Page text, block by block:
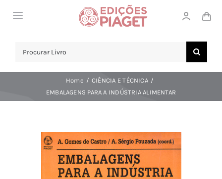
Toggle
NOTICIAS
COMPRAR!
Search
Home
CIÊNCIA E TÉCNICA
EMBALAGENS PARA A INDÚSTRIA ALIMENTAR